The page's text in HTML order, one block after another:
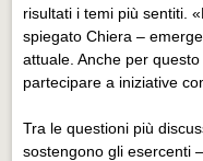
risultati i temi più sentiti.
spiegato Chiera –
attuale. Anche per
partecipare a iniziative
Tra le questioni più
sostengono gli esercenti